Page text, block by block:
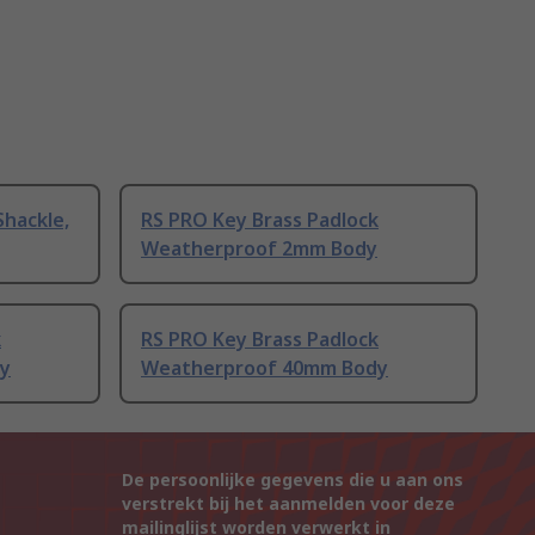
RS PRO Key Brass Padlock
Weatherproof 2mm Body
RS PRO Key Brass Padlock
Weatherproof 40mm Body
De persoonlijke gegevens die u aan ons
verstrekt bij het aanmelden voor deze
mailinglijst worden verwerkt in